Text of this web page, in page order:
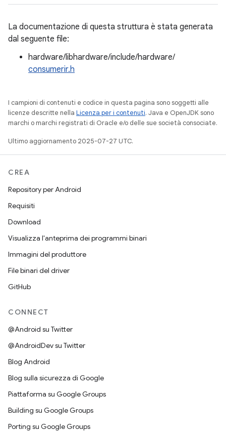
La documentazione di questa struttura è stata generata
dal seguente file:
hardware/libhardware/include/hardware/
consumerir.h
I campioni di contenuti e codice in questa pagina sono soggetti alle
licenze descritte nella Licenza per i contenuti. Java e OpenJDK sono
marchi o marchi registrati di Oracle e/o delle sue società consociate.
Ultimo aggiornamento 2025-07-27 UTC.
CREA
Repository per Android
Requisiti
Download
Visualizza l'anteprima dei programmi binari
Immagini del produttore
File binari del driver
GitHub
CONNECT
@Android su Twitter
@AndroidDev su Twitter
Blog Android
Blog sulla sicurezza di Google
Piattaforma su Google Groups
Building su Google Groups
Porting su Google Groups